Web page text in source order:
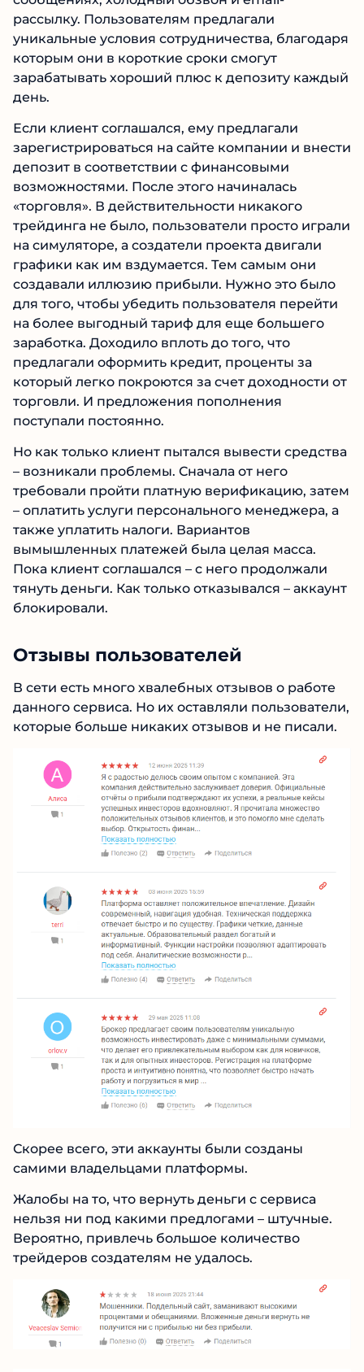
рекламных статей в разных социальных сетях,
а также непосредственно через спам в
личных сообщениях, холодный обзвон и
email-рассылку. Пользователям предлагали
уникальные условия сотрудничества,
благодаря которым они в короткие сроки
смогут зарабатывать хороший плюс к
депозиту каждый день.
Если клиент соглашался, ему предлагали
зарегистрироваться на сайте компании и
внести депозит в соответствии с
финансовыми возможностями. После этого
начиналась «торговля». В действительности
никакого трейдинга не было, пользователи
просто играли на симуляторе, а создатели
проекта двигали графики как им вздумается.
Тем самым они создавали иллюзию прибыли.
Нужно это было для того, чтобы убедить
пользователя перейти на более выгодный
тариф для еще большего заработка. Доходило
вплоть до того, что предлагали оформить
кредит, проценты за который легко
покроются за счет доходности от торговли. И
предложения пополнения поступали
постоянно.
Но как только клиент пытался вывести
средства – возникали проблемы. Сначала от
него требовали пройти платную
верификацию, затем – оплатить услуги
персонального менеджера, а также уплатить
налоги. Вариантов вымышленных платежей
него продолжали тянуть деньги. Как только
Отзывы пользователей
В сети есть много хвалебных отзывов о работе
данного сервиса. Но их оставляли
пользователи, которые больше никаких
отзывов и не писали.
Скорее всего, эти аккаунты были созданы
самими владельцами платформы.
нельзя ни под какими предлогами – штучные.
Вероятно, привлечь большое количество
трейдеров создателям не удалось.
№1 В РЕЙТИНГЕ
Samorph
экспертами Tehnoobzor
довольных клиентов.
Читать обзор